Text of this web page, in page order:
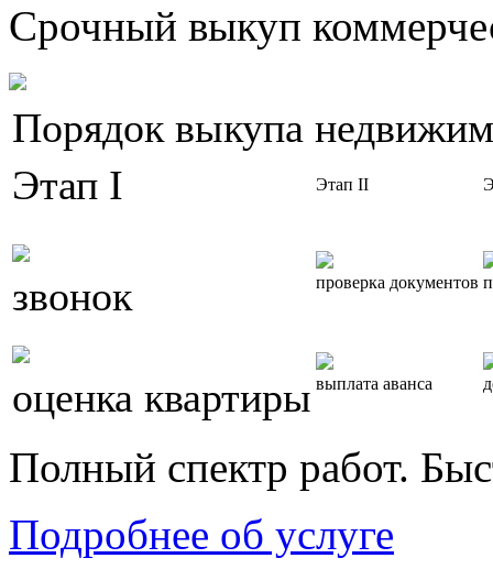
Срочный выкуп
Порядок выкупа
Этап I
Этап II
звонок проверка документов
оценка квартиры выплата аванса
Полный спектр работ.
Подробнее об услуге